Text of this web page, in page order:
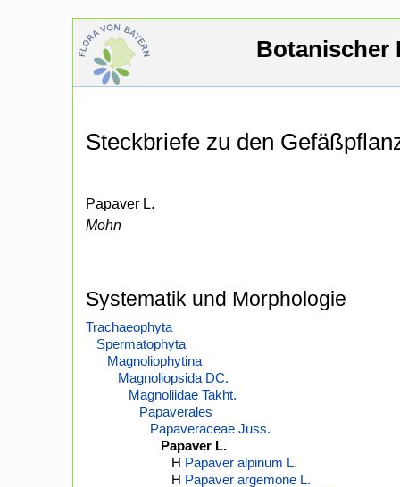
Botanischer
Steckbriefe zu den
Papaver L.
Mohn
Systematik und Morphologie
Trachaeophyta
Spermatophyta
Magnoliophytina
Magnoliopsida DC.
Magnoliidae Takht.
Papaverales
Papaveraceae Juss.
Papaver L.
H Papaver alpinum L.
H Papaver argemone L.